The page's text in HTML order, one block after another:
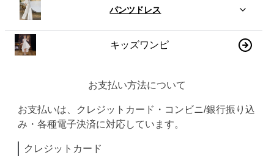
パンツドレス
キッズワンピ
お支払い方法について
お支払いは、クレジットカード・コンビニ/銀行振り込
み・各種電子決済に対応しています。
クレジットカード